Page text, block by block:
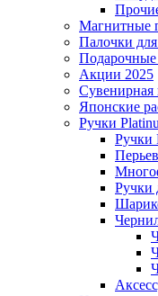
Магнитные
Палочки
Акции 2025
Сувенирная
Японские
Ручки
Ручки
Ручки